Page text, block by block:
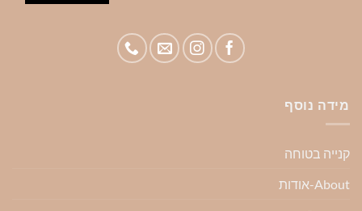
מידה נוסף
קנייה בטוחה
About-אודות